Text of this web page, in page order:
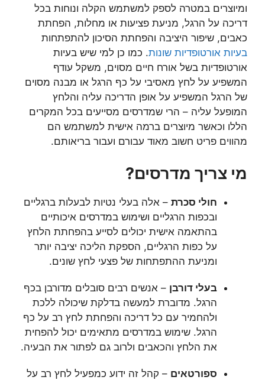
ומיוצרים במטרה לספק למשתמש הקלה ונוחות בכל
דריכה על הרגל, מניעת פציעות או מחלות, הפחתת
כאבים, שיפור היציבה והפחתת הסיכון להתפתחות
בעיות אורטופדיות שונות. כמו כן למי שיש בעיות
אורטופדיות בשל אורח חיים מסוים, משקל עודף
המשפיע על לחץ מאסיבי על כף הרגל או מבנה מסוים
של הרגל המשפיע על אופן הדריכה עליה והלחץ
המופעל עליה – הרי שמדרסים מסייעים בכל המקרים
הללו וכאשר מיוצרים ברמה אישית למשתמש הם
מהווים פריט חשוב מאוד עבורם ועבור בריאותם.
מי צריך מדרסים?
חולי סכרת – אלה בעלי נטיות לבעלות ברגליים
ובכפות הרגליים ושימוש במדרסים איכותיים
בהתאמה אישית יכולים לסייע בהפחתת הלחץ
על כפות הרגליים, הספקת הליכה יציבה יותר
ומניעת ההתפתחות של פצעי לחץ שונים.
בעלי דורבן – אנשים רבים סובלים מדורבן בכף
הרגל. מדוברת למעשה בדלקת שיכולה ללכת
ולהחמיר עם כל דריכה והפחתת לחץ רב על כף
הרגל. שימוש במדרסים מתאימים יכול להפחית
את הלחץ והכאבים ולרוב גם לפתור את הבעיה.
ספורטאים – קהל זה ידוע כמפעיל לחץ רב על